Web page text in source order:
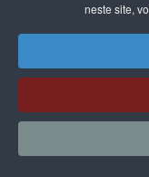
neste site,